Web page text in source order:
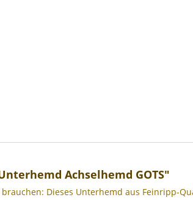
Achselhemd GOTS"
Dieses Unterhemd aus Feinripp-